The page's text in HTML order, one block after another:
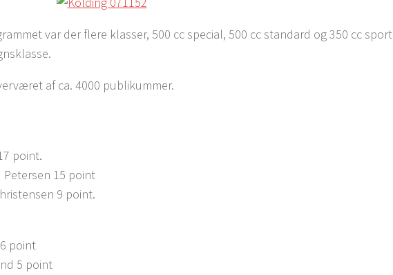
var der flere klasser, 500 cc special, 500 cc standard og 350 cc sport
af ca. 4000 publikummer.
point.
Petersen 15 point
9 point.
point
5 point